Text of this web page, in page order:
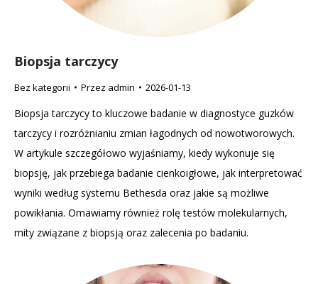
Biopsja tarczycy
Bez kategorii Przez admin 2026-01-13
Biopsja tarczycy to kluczowe badanie w diagnostyce guzków
tarczycy i rozróżnianiu zmian łagodnych od nowotworowych.
W artykule szczegółowo wyjaśniamy, kiedy wykonuje się
biopsję, jak przebiega badanie cienkoigłowe, jak interpretować
wyniki według systemu Bethesda oraz jakie są możliwe
powikłania. Omawiamy również rolę testów molekularnych,
mity związane z biopsją oraz zalecenia po badaniu.